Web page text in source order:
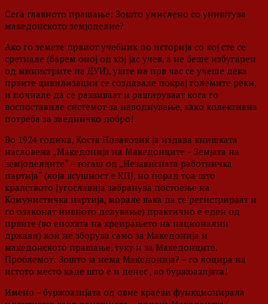
Сега главното прашање: Зошто умислено со уништува
македонското земјоделие?
Ако го земете првиот учебник по историја со кој сте се
сретнале (барем оној од кој јас учев, а не беше избугарен
од министрите на ДУИ), уште на прв час се учеше дека
првите цивилизации се создавале покрај големите реки,
и почнале да се развиваат и рашируваат кога го
воспоставиле системот за наводнување, како колективна
потреба за заедничко добро!
Во 1924 година, Коста Новаковиќ ја издава книшката
насловена „Македонија на Македонците – Земјата на
земјоделците“ – тогаш од „Независната работничка
партија“ (која всушност е КПЈ, но порад тоа што
кралството Југославија забранува постоење на
Комунистичка партија, морале вака да се регистрираат и
го озаконат нивното делување) практично е еден од
првите (во епохата на креирањето на национални
држави) кои не зборува само за Македонија и
македонското прашање, туку и за Македонците.
Проблемот: Зошто ја нема Македонија? – го лоцира на
истото место каде што е и денес , во буржоазијата!
Имено – буржоазијата од овие краеви функционирала